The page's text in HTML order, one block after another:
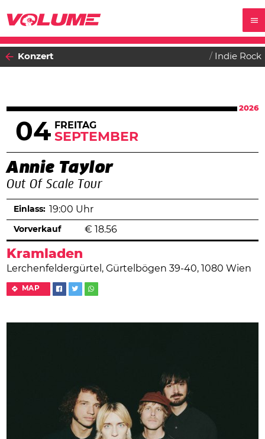
Konzert Indie Rock
2026
04 FREITAG
SEPTEMBER
Annie Taylor
Out Of Scale Tour
Kramladen
Lerchenfeldergürtel, Gürtelbögen 39-40, 1080 Wien
MAP
Einlass: 19:00 Uhr
Vorverkauf € 18.56